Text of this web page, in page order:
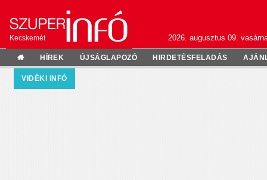
Kecskemét 2026. augusztus 09.
HÍREK ÚJSÁGLAPOZÓ HIRDETÉSFELADÁS
VIDÉKI INFÓ